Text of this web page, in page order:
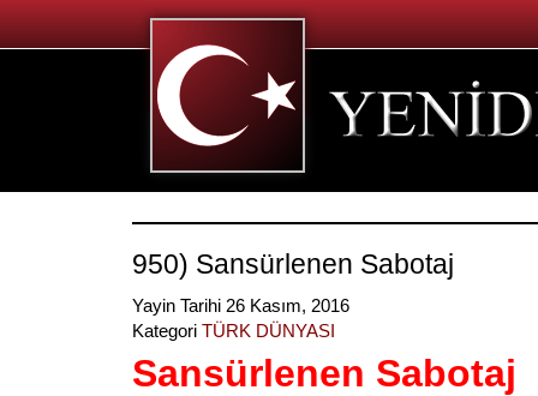
950) Sansürlenen Sabotaj
Yayin Tarihi 26 Kasım, 2016
Kategori TÜRK DÜNYASI
Sansürlenen Sabotaj